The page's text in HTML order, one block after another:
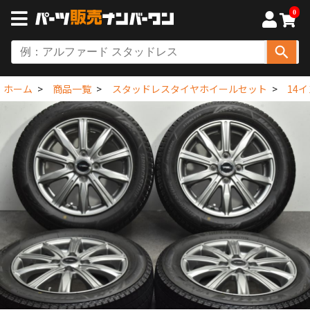
0
ホーム 商品一覧 スタッドレスタイヤホイールセット 14